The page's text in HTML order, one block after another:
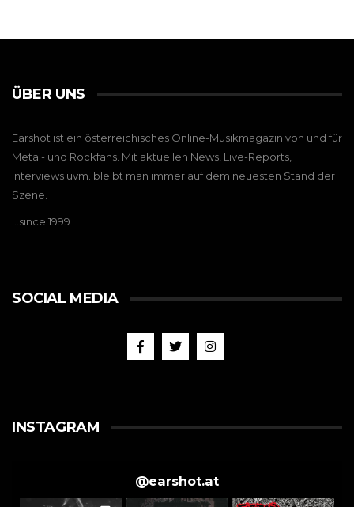
ÜBER UNS
Earshot ist ein österreichisches Online-Musikmagazin von und für
Metal- und Rockfans. Mit aktuellen News, Live-Reports,
Interviews uvm. bleibt man immer auf dem neuesten Stand der
Szene.
…since 1999
SOCIAL MEDIA
INSTAGRAM
@earshot.at